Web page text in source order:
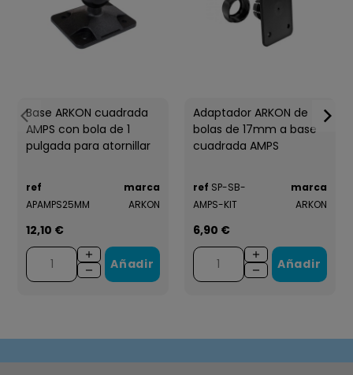
Base ARKON cuadrada
AMPS con bola de 1
pulgada para atornillar
ref
APAMPS25MM
marca
ARKON
12,10 €
Añadir
Adaptador ARKON de
bolas de 17mm a base
cuadrada AMPS
ref SP-SB-
AMPS-KIT
marca
ARKON
6,90 €
Añadir